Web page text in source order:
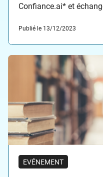
Confiance.ai* et
internationales de l’IA
est porté par la
Publié le 13/12/2023
EVÉNEMENT